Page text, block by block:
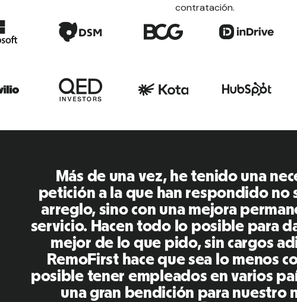
contratación.
RemoFirst es una
muy fácil de usar y fácil
otras herramientas que
pasado. Inna y el
respondieron a mis
oportuna, ¡además de
Un gran equipo y
recomendaré